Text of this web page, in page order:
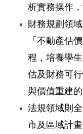
析實務操作
財務規劃領
「不動產估
程，培養學
估及財務可
與價值重建的
法規領域則
市及區域計